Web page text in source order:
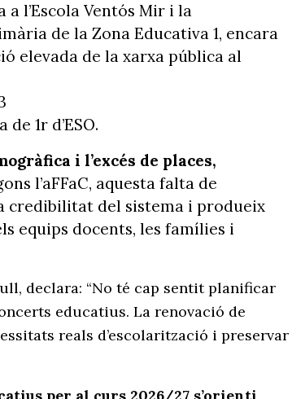
l’Escola Ventós Mir i la
de la Zona Educativa 1, encara
elevada de la xarxa pública al
1r d’ESO.
i l’excés de places,
l’aFFaC, aquesta falta de
credibilitat del sistema i produeix
equips docents, les famílies i
declara: “No té cap sentit planificar
educatius. La renovació de
reals d’escolarització i preservar